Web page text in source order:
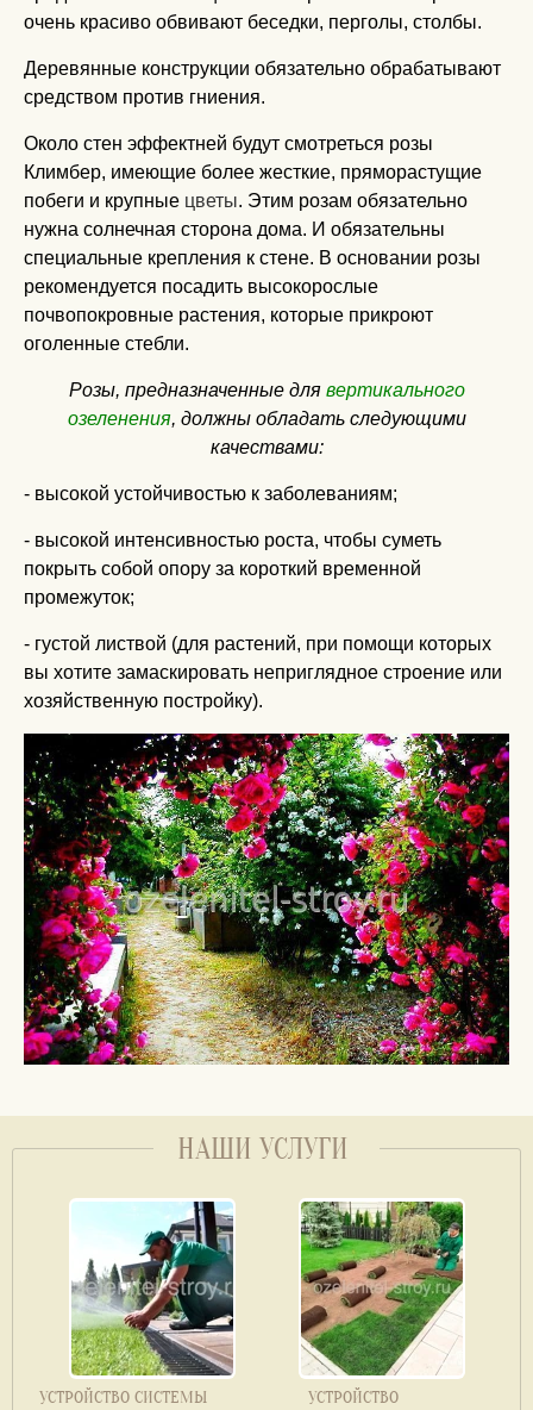
очень красиво обвивают беседки, перголы, столбы.
Деревянные конструкции обязательно обрабатывают
средством против гниения.
Около стен эффектней будут смотреться розы
Климбер, имеющие более жесткие, пряморастущие
побеги и крупные цветы. Этим розам обязательно
нужна солнечная сторона дома. И обязательны
специальные крепления к стене. В основании розы
рекомендуется посадить высокорослые
почвопокровные растения, которые прикроют
оголенные стебли.
Розы, предназначенные для вертикального
озеленения, должны обладать следующими
качествами:
- высокой устойчивостью к заболеваниям;
- высокой интенсивностью роста, чтобы суметь
покрыть собой опору за короткий временной
промежуток;
- густой листвой (для растений, при помощи которых
вы хотите замаскировать неприглядное строение или
хозяйственную постройку).
НАШИ УСЛУГИ
УСТРОЙСТВО СИСТЕМЫ
УСТРОЙСТВО